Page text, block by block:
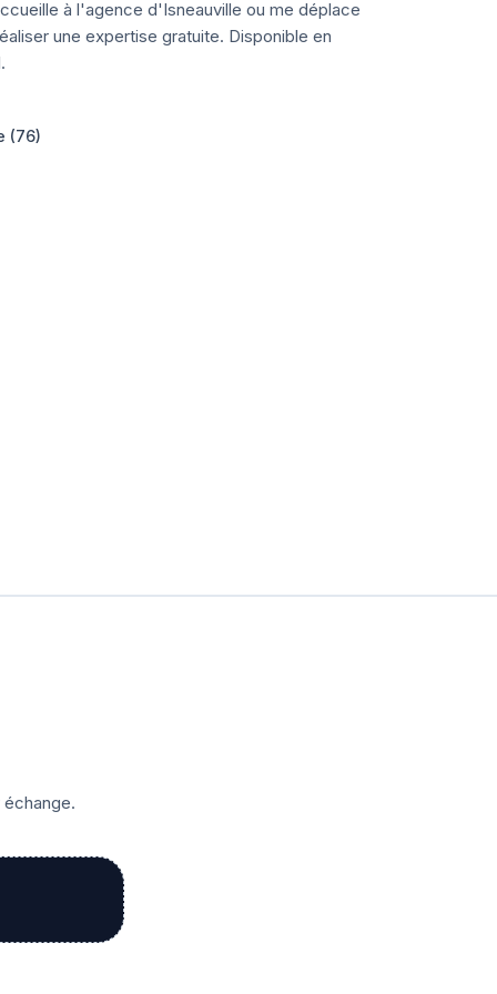
à l'agence d'Isneauville ou me déplace
une expertise gratuite. Disponible en
(76)